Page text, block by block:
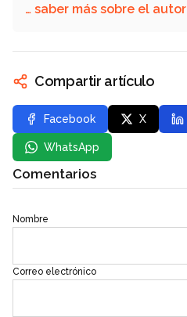
… saber más sobre el autor
Compartir artículo
Facebook X
WhatsApp
Comentarios
Nombre
Correo electrónico